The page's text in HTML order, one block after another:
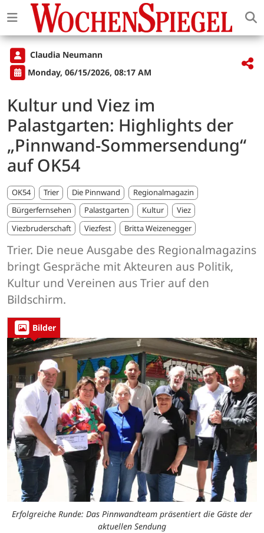
Claudia Neumann
Monday, 06/15/2026, 08:17 AM
Kultur und Viez im
Palastgarten: Highlights der
„Pinnwand-Sommersendung“
auf OK54
OK54 Trier Die Pinnwand
Regionalmagazin
Bürgerfernsehen
Palastgarten Kultur
Viez
Viezbruderschaft
Viezfest Britta Weizenegger
Trier. Die neue Ausgabe des Regionalmagazins
bringt Gespräche mit Akteuren aus Politik,
Kultur und Vereinen aus Trier auf den
Bildschirm.
Bilder
Erfolgreiche Runde: Das Pinnwandteam präsentiert die Gäste der
aktuellen Sendung